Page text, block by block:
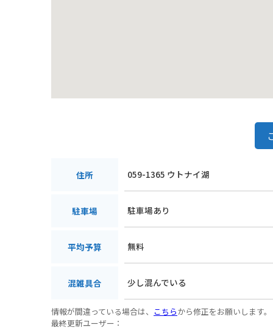
住所 059-1365 ウトナイ湖
駐車場 駐車場あり
平均予算 無料
混雑具合 少し混んでいる
情報が間違っている場合は、 こちらから修正をお願いします。
最終更新ユーザー：